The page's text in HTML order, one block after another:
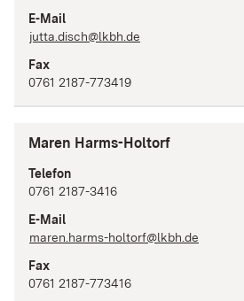
E-Mail
jutta.disch@lkbh.de
Fax
0761 2187-773419
Maren Harms-Holtorf
Telefon
0761 2187-3416
E-Mail
maren.harms-holtorf@lkbh.de
Fax
0761 2187-773416